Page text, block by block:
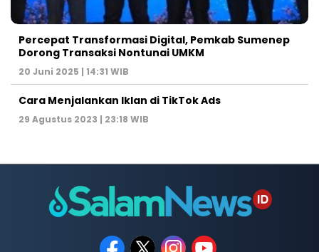
Percepat Transformasi Digital, Pemkab Sumenep
Dorong Transaksi Nontunai UMKM
20 Juni 2025 | 14:31 WIB
Cara Menjalankan Iklan di TikTok Ads
29 Agustus 2023 | 23:18 WIB